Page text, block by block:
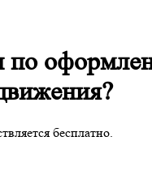
бесплатно.